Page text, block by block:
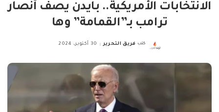
الانتخابات الأمريكية.. بايدن يصف أنصار
ترامب بـ”القمامة” وها
Posted
كتب فريق التحرير 30 أكتوبر، 2024